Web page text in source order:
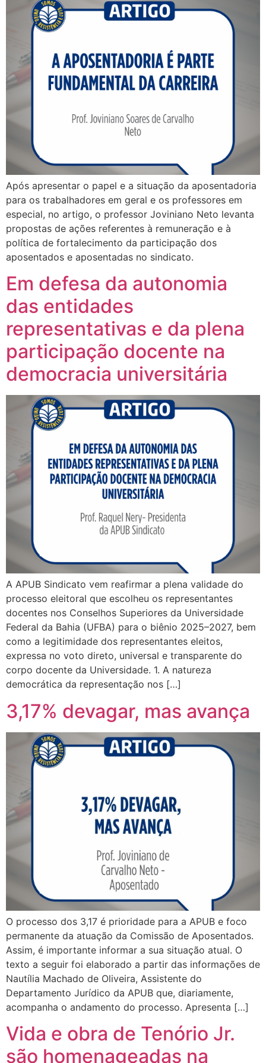
Após apresentar o papel e a situação da aposentadoria
para os trabalhadores em geral e os professores em
especial, no artigo, o professor Joviniano Neto levanta
propostas de ações referentes à remuneração e à
política de fortalecimento da participação dos
aposentados e aposentadas no sindicato.
Em defesa da autonomia
das entidades
representativas e da plena
participação docente na
democracia universitária
A APUB Sindicato vem reafirmar a plena validade do
processo eleitoral que escolheu os representantes
docentes nos Conselhos Superiores da Universidade
Federal da Bahia (UFBA) para o biênio 2025–2027, bem
como a legitimidade dos representantes eleitos,
expressa no voto direto, universal e transparente do
corpo docente da Universidade. 1. A natureza
democrática da representação nos […]
3,17% devagar, mas avança
O processo dos 3,17 é prioridade para a APUB e foco
permanente da atuação da Comissão de Aposentados.
Assim, é importante informar a sua situação atual. O
texto a seguir foi elaborado a partir das informações de
Nautília Machado de Oliveira, Assistente do
Departamento Jurídico da APUB que, diariamente,
acompanha o andamento do processo. Apresenta […]
Vida e obra de Tenório Jr.
são homenageadas na